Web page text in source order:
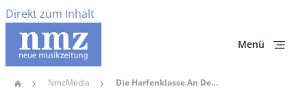
Direkt zum Inhalt
Menü
Home NmzMedia Die Harfenklasse An Der HfM Karlsruhe